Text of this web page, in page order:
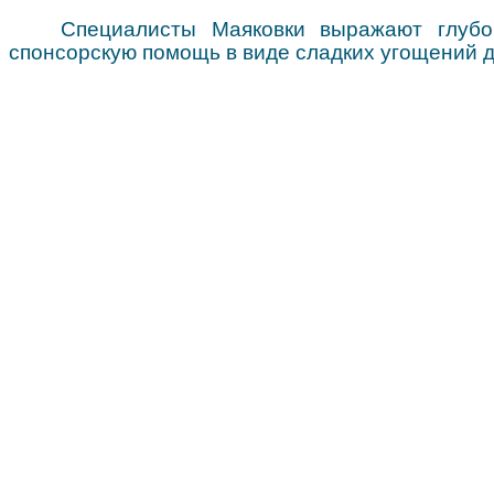
Специалисты Маяковки выражают
спонсорскую помощь в виде сладких угощений